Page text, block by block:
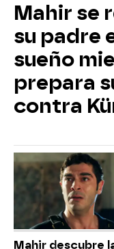
Mahir se
su padre
sueño
prepara
contra
Mahir descubre